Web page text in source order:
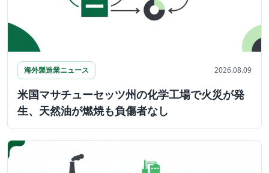
海外製造業ニュース 2026.08.09
米国マサチューセッツ州の化学工場で火災が発
生、天然油が燃焼も負傷者なし